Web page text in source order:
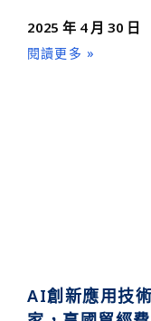
2025 年 4 月 30 日
閱讀更多 »
AI創新應用技